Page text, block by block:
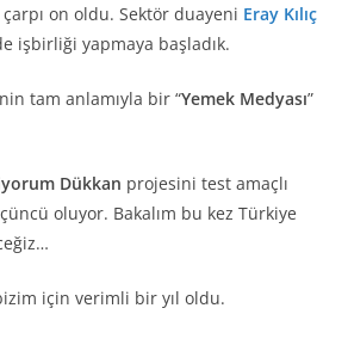
on oldu. Sektör duayeni Eray Kılıç
işbirliği yapmaya başladık.
tam anlamıyla bir “Yemek Medyası”
Dükkan projesini test amaçlı
oluyor. Bakalım bu kez Türkiye
için verimli bir yıl oldu.